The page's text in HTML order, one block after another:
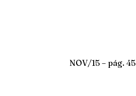
NOV/15 – pág. 45